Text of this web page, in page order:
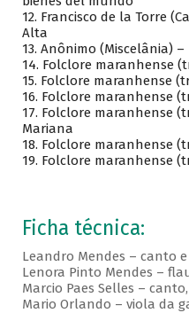
12. Francisco de la Torre
Alta
13. Anônimo (Miscelânia)
14. Folclore maranhense
15. Folclore maranhense
16. Folclore maranhense
17. Folclore maranhense
Mariana
18. Folclore maranhense
19. Folclore maranhense
Ficha técnica:
Leandro Mendes – canto
Lenora Pinto Mendes –
Marcio Paes Selles –
Mario Orlando – viola da